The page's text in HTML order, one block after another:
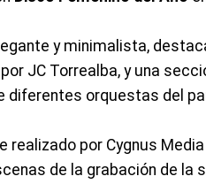
y minimalista,
JC Torrealba, y una
diferentes orquestas del
realizado por Cygnus
de la grabación de la